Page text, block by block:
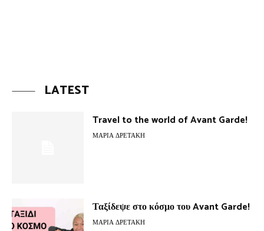
LATEST
Travel to the world of Avant Garde!
ΜΑΡΊΑ ΔΡΕΤΆΚΗ
Ταξίδεψε στο κόσμο του Avant Garde!
ΜΑΡΊΑ ΔΡΕΤΆΚΗ